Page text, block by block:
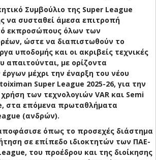
Συμβούλιο της Super League
να συσταθεί άμεσα επιτροπή
εκπροσώπους όλων των
ώστε να διαπιστωθούν το
υποδομής και οι ακριβείς τεχνικές
απαιτούνται, με ορίζοντα
μέχρι την έναρξη του νέου
Super League 2025-26, για την
των τεχνολογιών VAR και Semi
στα επόμενα πρωταθλήματα
(ανδρών).
όπως το προσεχές διάστημα
σε επίπεδο ιδιοκτητών των ΠΑΕ-
του προέδρου και της διοίκησης